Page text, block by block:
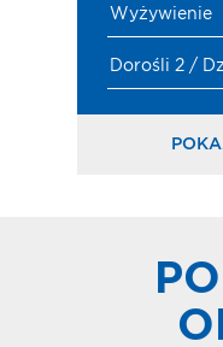
Wyżywienie
Dorośli 2 /